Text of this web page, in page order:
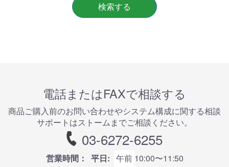
検索する
電話またはFAXで相談する
商品ご購⼊前のお問い合わせやシステム構成に関する相談
サポートはストームまでご相談ください。
03-6272-6255
営業時間： 平日: 午前 10:00〜11:50